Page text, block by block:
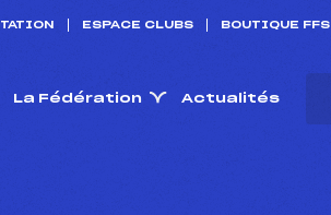
ESPACE CLUBS BOUTIQUE FFS
La Fédération Actualités